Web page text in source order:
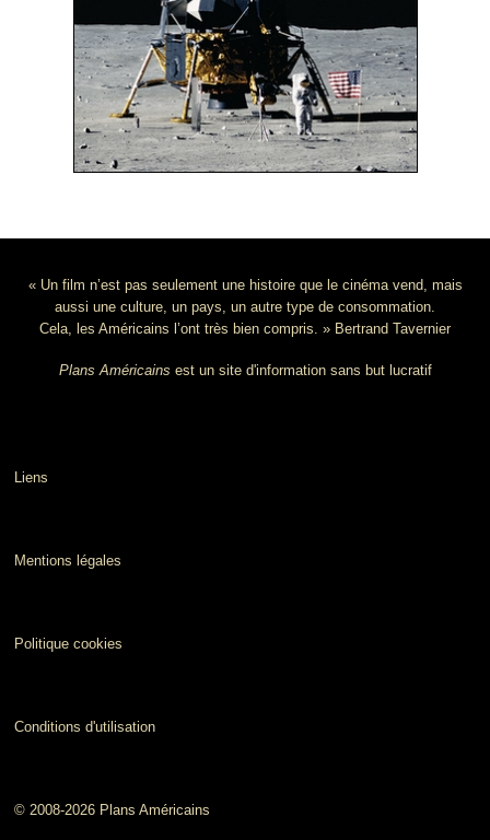
« Un film n’est pas seulement une histoire que le cinéma vend, mais
aussi une culture, un pays, un autre type de consommation.
Cela, les Américains l’ont très bien compris. » Bertrand Tavernier
Plans Américains est un site d'information sans but lucratif
Liens
Mentions légales
Politique cookies
Conditions d'utilisation
© 2008-2026 Plans Américains